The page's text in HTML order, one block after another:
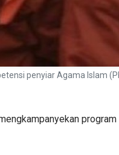
penyiar Agama Islam